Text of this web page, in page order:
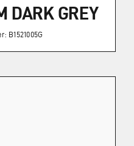
DARK GREY
B1521005G